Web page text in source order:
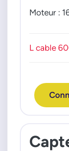
Moteur :
L cable